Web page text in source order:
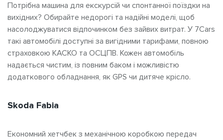
Потрібна машина для екскурсій чи спонтанної поїздки на
вихідних? Обирайте недорогі та надійні моделі, щоб
насолоджуватися відпочинком без зайвих витрат. У 7Cars
такі автомобілі доступні за вигідними тарифами, повною
страховкою КАСКО та ОСЦПВ. Кожен автомобіль
надається чистим, із повним баком і можливістю
додаткового обладнання, як GPS чи дитяче крісло.
Skoda Fabia
Економний хетчбек з механічною коробкою передач